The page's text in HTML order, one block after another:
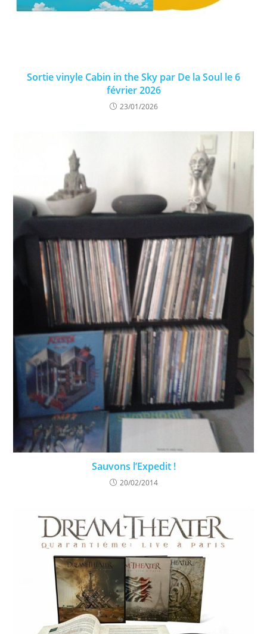
Sortie vinyle Cabin in the Sky par De la Soul le 6
février 2026
23/01/2026
Sauvons l’Expedit !
20/02/2014